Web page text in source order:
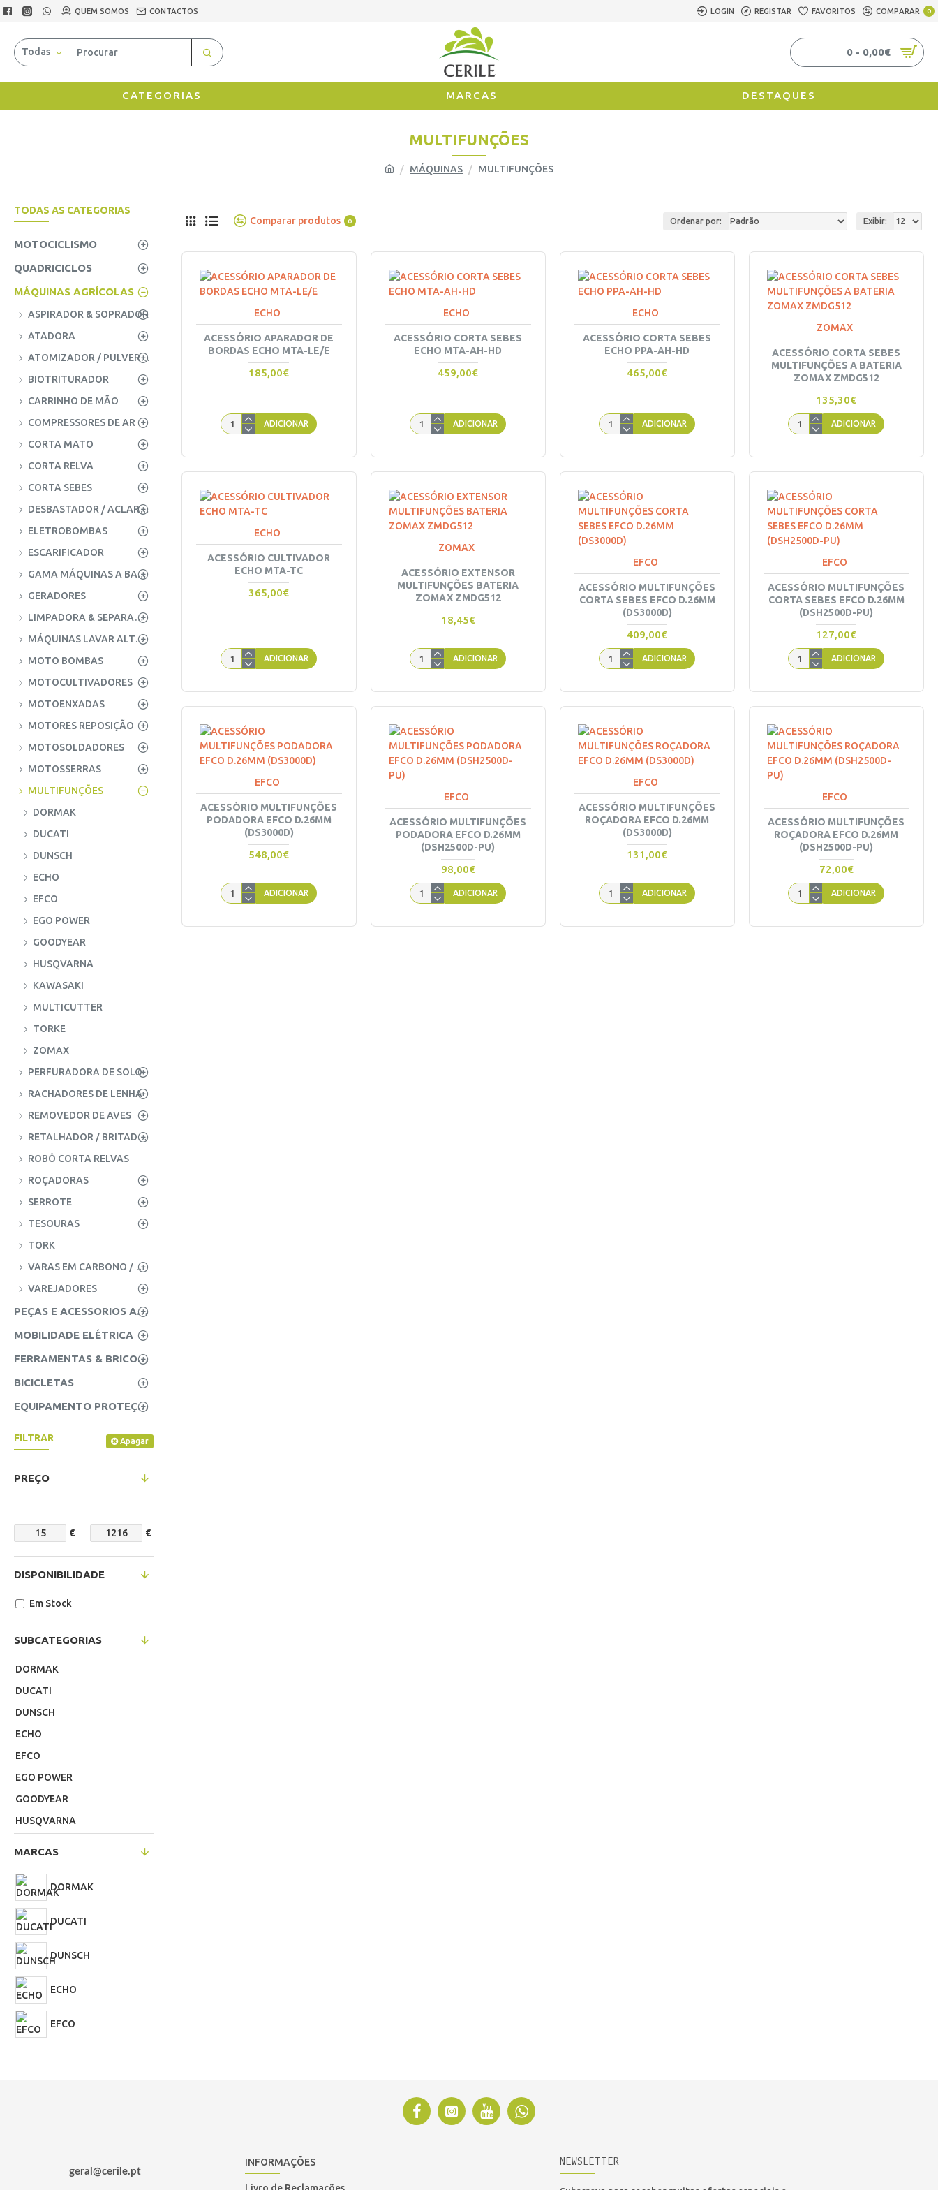
QUEM SOMOS CONTACTOS LOGIN REGISTAR FAVORITOS COMPARAR 0
Todas 0 - 0,00€
CATEGORIAS MARCAS DESTAQUES
MÁQUINAS MULTIFUNÇÕES
MULTIFUNÇÕES
TODAS AS CATEGORIAS
MOTOCICLISMO
QUADRICICLOS
MÁQUINAS AGRÍCOLAS
ASPIRADOR & SOPRADOR
ATADORA
ATOMIZADOR / PULVERIZADOR
BIOTRITURADOR
CARRINHO DE MÃO
COMPRESSORES DE AR
CORTA MATO
CORTA RELVA
CORTA SEBES
DESBASTADOR / ACLAREADOR
ELETROBOMBAS
ESCARIFICADOR
GAMA MÁQUINAS A BATERIA
GERADORES
LIMPADORA & SEPARADORA
MÁQUINAS LAVAR ALTA PRESSÃO
MOTO BOMBAS
MOTOCULTIVADORES
MOTOENXADAS
MOTORES REPOSIÇÃO
MOTOSOLDADORES
MOTOSSERRAS
MULTIFUNÇÕES
DORMAK
DUCATI
DUNSCH
ECHO
EFCO
EGO POWER
GOODYEAR
HUSQVARNA
KAWASAKI
MULTICUTTER
TORKE
ZOMAX
PERFURADORA DE SOLO
RACHADORES DE LENHA
REMOVEDOR DE AVES
RETALHADOR / BRITADOR AZEITONAS
ROBÔ CORTA RELVAS
ROÇADORAS
SERROTE
TESOURAS
TORK
VARAS EM CARBONO / FIBRA
VAREJADORES
PEÇAS E ACESSORIOS AGRICOLAS
MOBILIDADE ELÉTRICA
FERRAMENTAS & BRICOLAGE
BICICLETAS
EQUIPAMENTO PROTEÇÃO INDIVIDUAL (EPI'S)
FILTRAR Apagar
PREÇO
€ €
SUBCATEGORIAS
DORMAK
DUCATI
DUNSCH
ECHO
EFCO
EGO POWER
GOODYEAR
HUSQVARNA
TORKE
ZOMAX
MARCAS
DORMAK
DUCATI
DUNSCH
ECHO
EFCO
HUSQVARNA
DISPONIBILIDADE
Em Stock
Comparar produtos 0 Ordenar por: Exibir:
ECHO
ACESSÓRIO APARADOR DE
BORDAS ECHO MTA-LE/E
185,00€
ADICIONAR
ECHO
ACESSÓRIO CORTA SEBES
ECHO MTA-AH-HD
459,00€
ADICIONAR
ECHO
ACESSÓRIO CORTA SEBES
ECHO PPA-AH-HD
465,00€
ADICIONAR
ZOMAX
ACESSÓRIO CORTA SEBES
MULTIFUNÇÕES A BATERIA
ZOMAX ZMDG512
135,30€
ADICIONAR
ECHO
ACESSÓRIO CULTIVADOR
ECHO MTA-TC
365,00€
ADICIONAR
ZOMAX
ACESSÓRIO EXTENSOR
MULTIFUNÇÕES BATERIA
ZOMAX ZMDG512
18,45€
ADICIONAR
EFCO
ACESSÓRIO MULTIFUNÇÕES
CORTA SEBES EFCO D.26MM
(DS3000D)
409,00€
ADICIONAR
EFCO
ACESSÓRIO MULTIFUNÇÕES
CORTA SEBES EFCO D.26MM
(DSH2500D-PU)
127,00€
ADICIONAR
EFCO
ACESSÓRIO MULTIFUNÇÕES
PODADORA EFCO D.26MM
(DS3000D)
548,00€
ADICIONAR
EFCO
ACESSÓRIO MULTIFUNÇÕES
PODADORA EFCO D.26MM
(DSH2500D-PU)
98,00€
ADICIONAR
EFCO
ACESSÓRIO MULTIFUNÇÕES
ROÇADORA EFCO D.26MM
(DS3000D)
131,00€
ADICIONAR
EFCO
ACESSÓRIO MULTIFUNÇÕES
ROÇADORA EFCO D.26MM
(DSH2500D-PU)
72,00€
ADICIONAR
geral@cerile.pt
INFORMAÇÕES NEWSLETTER